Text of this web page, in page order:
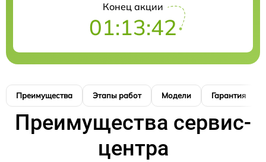
Конец акции
01:13:41
Преимущества Этапы работ Модели Гарантия
Преимущества сервис-
центра